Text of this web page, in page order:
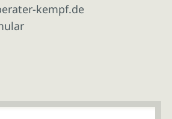
kempf.de